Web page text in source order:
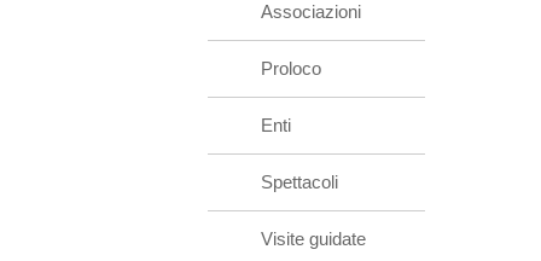
Associazioni
Proloco
Enti
Spettacoli
Visite guidate